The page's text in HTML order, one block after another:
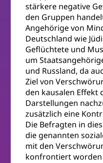
stärkere negative
den Gruppen
Angehörige von
Deutschland wie
Geflüchtete und
um
und Russland, da
Ziel von
den kausalen Effekt
Darstellungen
zusätzlich eine
Die Befragten in
die genannten
mit den
konfrontiert worden